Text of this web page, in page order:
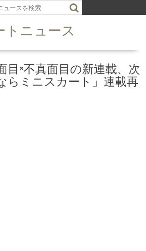
ニュース
目×不真面目の新連載、次
らミニスカート」連載再